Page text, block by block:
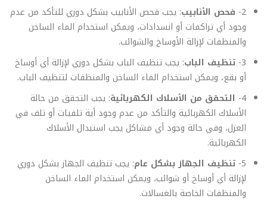
2- فحص الأنابيب: يجب فحص الأنابيب بشكل دوري للتأكد من عدم
وجود أي تراكمات أو انسدادات، ويمكن استخدام الماء الساخن
والمنظفات لإزالة الأوساخ والشوائب.
3- تنظيف الباب: يجب تنظيف الباب بشكل دوري لإزالة أي أوساخ
أو بقع، ويمكن استخدام الماء الساخن والمنظفات لتنظيف الباب.
4- التحقق من الأسلاك الكهربائية: يجب التحقق من حالة
الأسلاك الكهربائية والتأكد من عدم وجود أية تلفيات أو تلف في
العزل، وفي حالة وجود أي مشاكل يجب استبدال الأسلاك
الكهربائية.
5- تنظيف الجهاز بشكل عام: يجب تنظيف الجهاز بشكل دوري
لإزالة أي أوساخ أو شوائب، ويمكن استخدام الماء الساخن
والمنظفات الخاصة بالغسالات.